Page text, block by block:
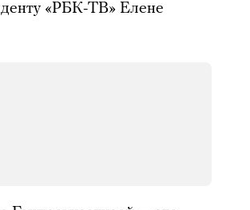
«РБК-ТВ» Елене